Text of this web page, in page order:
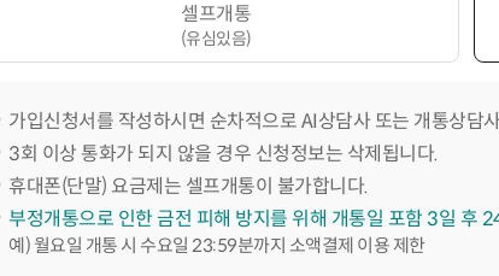
셀프개통
(유심있음)
가입신청서를 작성하시면 순차적으로 AI상담사 또는 개통상담
3회 이상 통화가 되지 않을 경우 신청정보는 삭제됩니다.
휴대폰(단말) 요금제는 셀프개통이 불가합니다.
부정개통으로 인한 금전 피해 방지를 위해 개통일 포함 3일 후
예) 월요일 개통 시 수요일 23:59분까지 소액결제 이용 제한